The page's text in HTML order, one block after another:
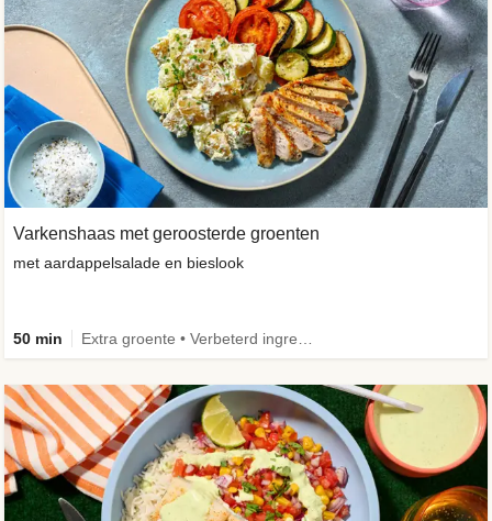
Varkenshaas met geroosterde groenten
met aardappelsalade en bieslook
50 min